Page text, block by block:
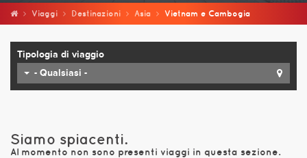
Viaggi Destinazioni Asia Vietnam e Cambogia
Tipologia di viaggio
- Qualsiasi -
Siamo spiacenti.
Al momento non sono presenti viaggi in questa sezione.